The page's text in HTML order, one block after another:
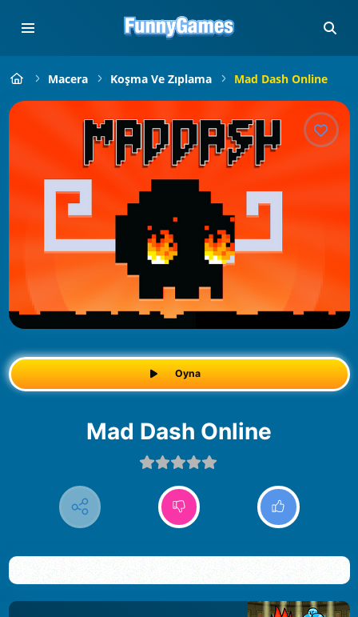
Macera Koşma Ve Zıplama Mad Dash Online
Oyna
Mad Dash Online